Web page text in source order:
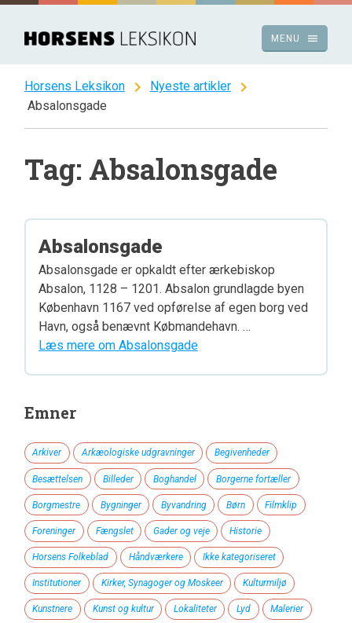
Spring
indhold
menu
MENU
Horsens Leksikon chevron_right Nyeste artikler chevron_right
Absalonsgade
Tag: Absalonsgade
Absalonsgade
Absalonsgade er opkaldt efter ærkebiskop
Absalon, 1128 – 1201. Absalon grundlagde byen
København 1167 ved opførelse af egen borg ved
Havn, også benævnt Købmandehavn. …
Læs mere om Absalonsgade
Emner
Arkiver Arkæologiske udgravninger Begivenheder
Besættelsen Billeder Boghandel Borgerne fortæller
Borgmestre Bygninger Byvandring Børn Filmklip
Foreninger Fængslet Gader og veje Historie
Horsens Folkeblad Håndværkere Ikke kategoriseret
Institutioner Kirker, Synagoger og Moskeer Kulturmiljø
Kunstnere Kunst og kultur Lokaliteter Lyd Malerier